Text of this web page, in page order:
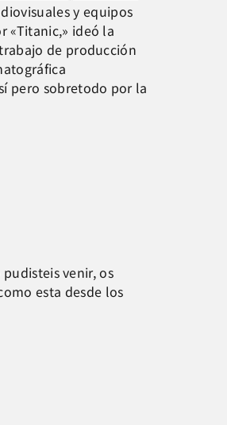
y equipos
«Titanic,» ideó la
de producción
pero sobretodo por la
venir, os
esta desde los